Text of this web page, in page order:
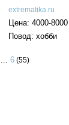
extrematika.ru
Цена: 4000-8000
Повод: хобби
6(55)